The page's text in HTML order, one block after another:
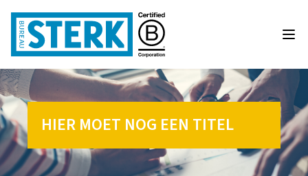
HIER MOET NOG EEN TITEL